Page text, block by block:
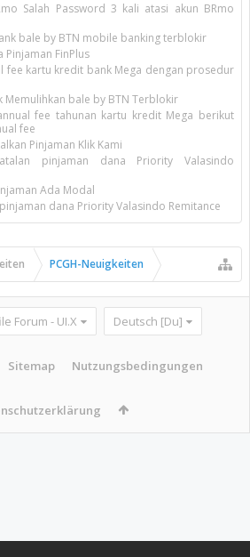
Salah Password 3 kali atasi akun BRmo
bale by BTN mobile banking terblokir
Pinjaman FinPlus
fee kartu kredit bank Mega dengan prosedur
Memulihkan bale by BTN Terblokir
fee tahunan kartu kredit Mega berikut
fee
Pinjaman Klik Kami
pinjaman dana Priority Valasindo
Ada Modal
dana Priority Valasindo Remitance
PCGH-Neuigkeiten
Forum - UI.X Deutsch [Du]
Sitemap Nutzungsbedingungen